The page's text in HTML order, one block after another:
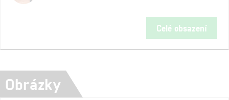
Celé obsazení
Obrázky